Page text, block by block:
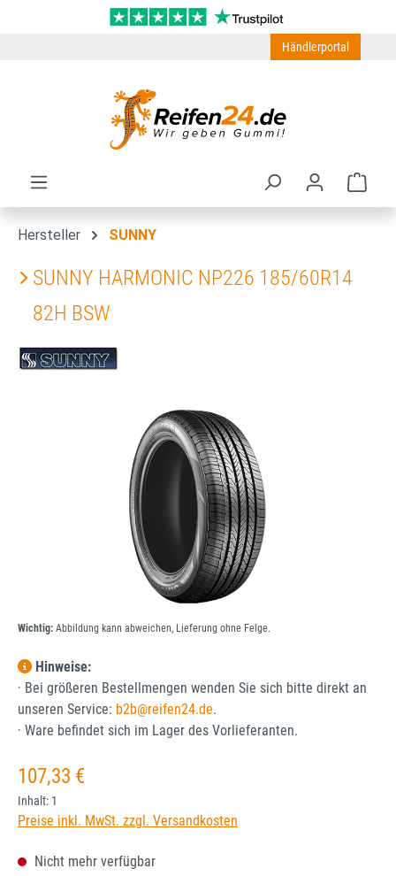
Zum Hauptinhalt springen
Händlerportal
Hersteller SUNNY
SUNNY HARMONIC NP226 185/60R14
82H BSW
Bildergalerie überspringen
Wichtig: Abbildung kann abweichen, Lieferung ohne Felge.
Hinweise:
· Bei größeren Bestellmengen wenden Sie sich bitte direkt an
unseren Service: b2b@reifen24.de.
· Ware befindet sich im Lager des Vorlieferanten.
Regulärer Preis:
107,33 €
Inhalt: 1
Preise inkl. MwSt. zzgl. Versandkosten
Nicht mehr verfügbar